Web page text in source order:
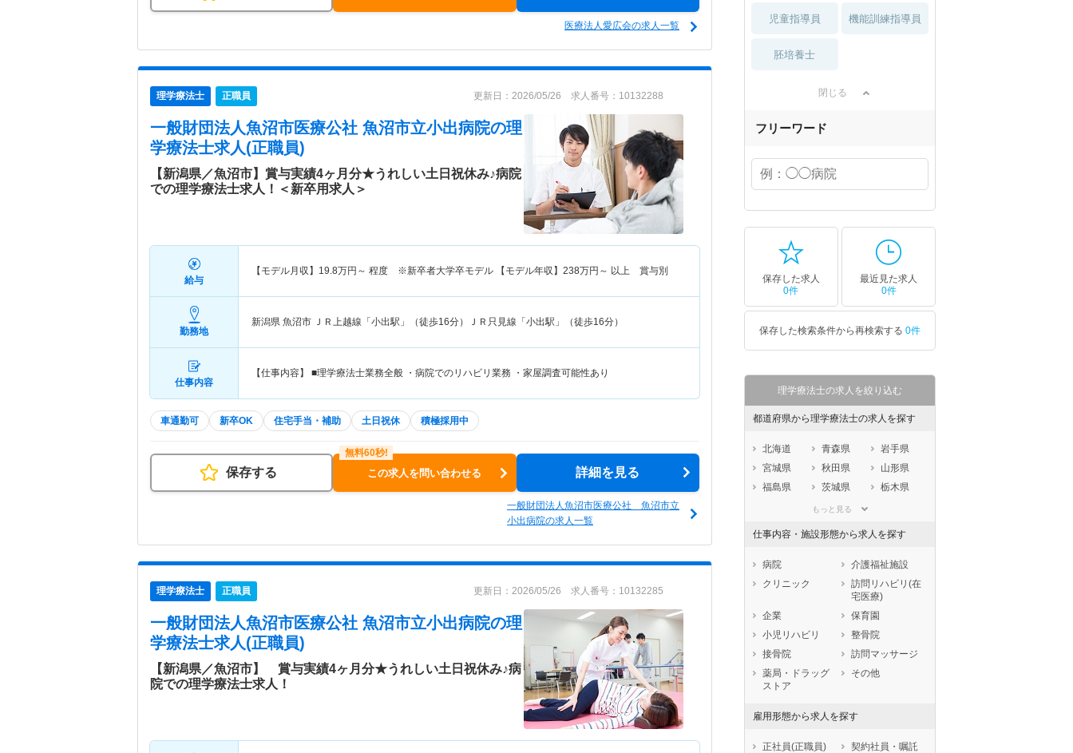
医療法人愛広会の求人一覧
理学療法士 正職員 更新日：2026/05/26 求人番号：10132288
一般財団法人魚沼市医療公社 魚沼市立小出病院の理
学療法士求人(正職員)
【新潟県／魚沼市】賞与実績4ヶ月分★うれしい土日祝休み♪病院
での理学療法士求人！＜新卒用求人＞
給与
【モデル月収】 19.8万円～ 程度 ※新卒者大学卒モデル 【モデル年収】 238万円～ 以上 賞与別
勤務地
新潟県 魚沼市 ＪＲ上越線「小出駅」（徒歩16分）ＪＲ只見線「小出駅」（徒歩16分）
仕事内容
【仕事内容】 ■理学療法士業務全般 ・病院でのリハビリ業務 ・家屋調査可能性あり
車通勤可 新卒OK 住宅手当・補助 土日祝休 積極採用中
保存する この求人を問い合わせる 詳細を見る
一般財団法人魚沼市医療公社 魚沼市立
小出病院の求人一覧
理学療法士 正職員 更新日：2026/05/26 求人番号：10132285
一般財団法人魚沼市医療公社 魚沼市立小出病院の理
学療法士求人(正職員)
【新潟県／魚沼市】 賞与実績4ヶ月分★うれしい土日祝休み♪病
院での理学療法士求人！
児童指導員 機能訓練指導員
胚培養士
閉じる
フリーワード
保存した求人
0件
最近見た求人
0件
保存した検索条件から再検索する 0件
理学療法士の求人を絞り込む
都道府県から理学療法士の求人を探す
北海道 青森県
岩手県
宮城県
秋田県
山形県
福島県
茨城県
栃木県
埼玉県
石川県
福井県
岐阜県
静岡県
愛知県
三重県
大阪府
兵庫県
奈良県
鳥取県
島根県
広島県
山口県
徳島県
香川県
愛媛県
熊本県
大分県
もっと見る
仕事内容・施設形態から求人を探す
病院
介護福祉施設
クリニック
訪問リハビリ(在
宅医療)
企業
保育園
小児リハビリ
整骨院
接骨院
訪問マッサージ
薬局・ドラッグ
ストア
その他
雇用形態から求人を探す
正社員(正職員)
契約社員・嘱託